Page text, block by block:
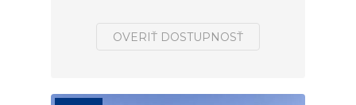
OVERIŤ DOSTUPNOSŤ